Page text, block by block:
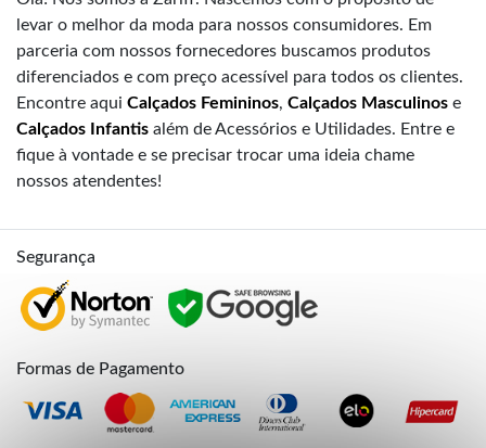
levar o melhor da moda para nossos consumidores. Em
parceria com nossos fornecedores buscamos produtos
diferenciados e com preço acessível para todos os clientes.
Encontre aqui Calçados Femininos, Calçados Masculinos e
Calçados Infantis além de Acessórios e Utilidades. Entre e
fique à vontade e se precisar trocar uma ideia chame
nossos atendentes!
Segurança
Formas de Pagamento